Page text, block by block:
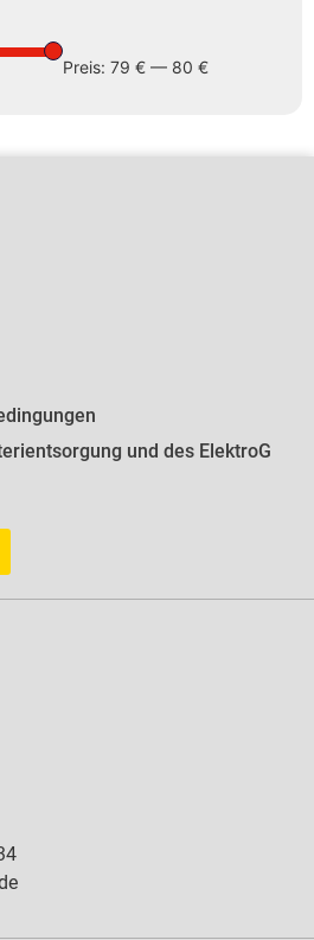
Preis: 79 € — 80 €
und des ElektroG